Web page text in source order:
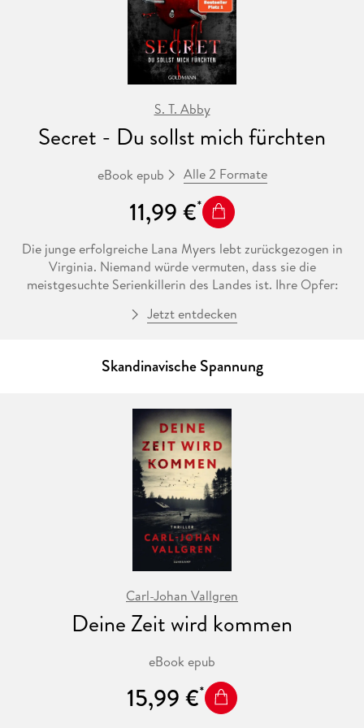
Dieses Buch hat das Potential wie
Herr der Fliegenoder
Farm der Tierezu ihrer Zeit.
S. T. Abby
Secret - Du sollst mich fürchten
eBook epub Alle 2 Formate
11,99 €
Die junge erfolgreiche Lana Myers lebt zurückgezogen in
Virginia. Niemand würde vermuten, dass sie die
meistgesuchte Serienkillerin des Landes ist. Ihre Opfer:
dunklen Nacht vor zehn Jahren begingen sie ein
Rache geschworen. Dicht auf den Fersen ist ihr ein
Spezialteam des FBI unter der Leitung von Agent Logan
kennenlernt, ahnt er nicht, dass er dabei ist, eine Killerin in
sein Leben zu lassen . . .
Schockierend, dark und sexy - alle Bände der Reihe im
Überblick:
Band 1: Secret - Du sollst mich fürchten
Band 2: Blood - Du sollst bereuen
Band 3: Revenge - Du sollst flehen
Band 4: Pain - Du sollst leiden
Band 5: Rage - Du sollst brennen
Jetzt entdecken
Skandinavische Spannung
Carl-Johan Vallgren
Deine Zeit wird kommen
eBook epub
15,99 €